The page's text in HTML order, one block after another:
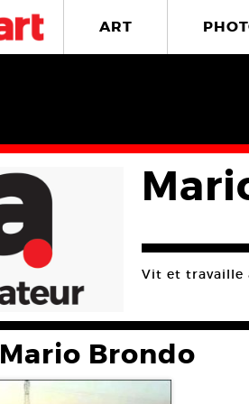
ART
Vit et travaille
Mario Brondo